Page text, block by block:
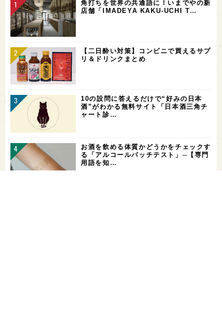
角打ちを世界の共通語に！いまでやの新
店舗「IMADEYA KAKU-UCHI T…
【二日酔い対策】コンビニで買えるサプ
リ＆ドリンクまとめ
10の設問に答えるだけで“好みの日本
酒”がわかる無料サイト「日本酒三角チ
ャート診…
お酒を飲める体質かどうかをチェックす
る「アルコールパッチテスト」─【専門
用語を知…